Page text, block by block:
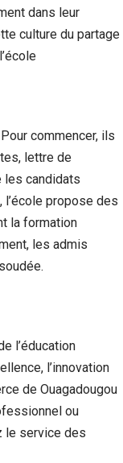
dans leur
culture du partage
commencer, ils
lettre de
les candidats
l’école propose des
la formation
les admis
l’éducation
l’innovation
de Ouagadougou
ou
le service des